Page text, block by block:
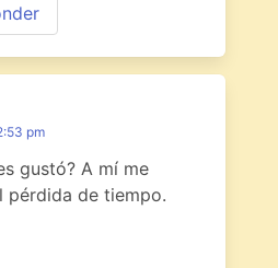
pm
gustó? A mí me
pérdida de tiempo.